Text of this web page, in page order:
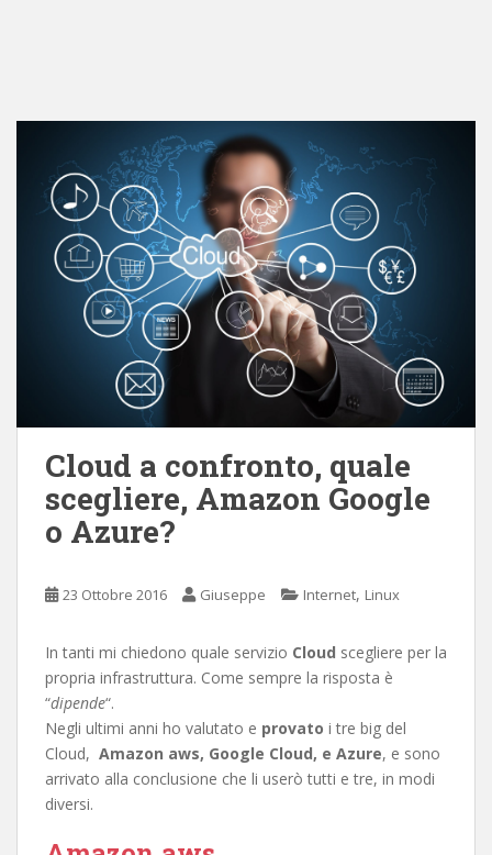
Cloud a confronto, quale
scegliere, Amazon Google
o Azure?
23 Ottobre 2016 Giuseppe Internet, Linux
In tanti mi chiedono quale servizio Cloud scegliere per la
propria infrastruttura. Come sempre la risposta è
“dipende“.
Negli ultimi anni ho valutato e provato i tre big del
Cloud, Amazon aws, Google Cloud, e Azure, e sono
arrivato alla conclusione che li userò tutti e tre, in modi
diversi.